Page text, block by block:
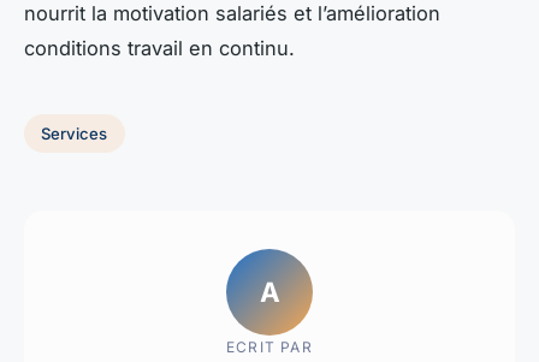
nourrit la motivation salariés et l’amélioration
conditions travail en continu.
Services
A
ECRIT PAR